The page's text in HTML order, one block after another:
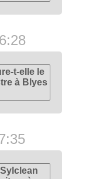
t-elle le
à Blyes